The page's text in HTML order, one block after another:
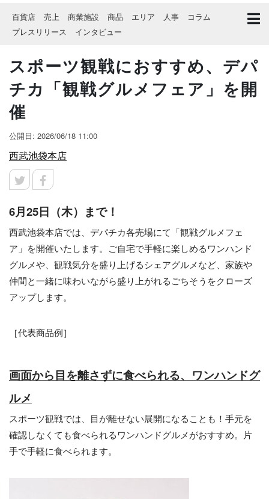
百貨店 売上 商業施設 商品 エリア 人事
コラム
プレスリリース
インタビュー
スポーツ観戦におすすめ、デパ
チカ「観戦グルメフェア」を開
催
公開日: 2026/06/18 11:00
西武池袋本店
6月25日（木）まで！
西武池袋本店では、デパチカ各売場にて「観戦グルメフェ
ア」を開催いたします。ご自宅で手軽に楽しめるワンハンド
グルメや、観戦気分を盛り上げるシェアグルメなど、家族や
仲間と一緒に味わいながら盛り上がれるごちそうをクローズ
アップします。
［代表商品例］
画面から目を離さずに食べられる、ワンハンドグ
ルメ
スポーツ観戦では、目が離せない展開になることも！手元を
確認しなくても食べられるワンハンドグルメがおすすめ。片
手で手軽に食べられます。